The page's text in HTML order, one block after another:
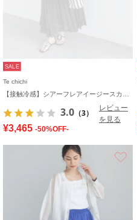
SALE
Te chichi
3.0 （3）
レビュー
を見る
¥3,465 -50%OFF-